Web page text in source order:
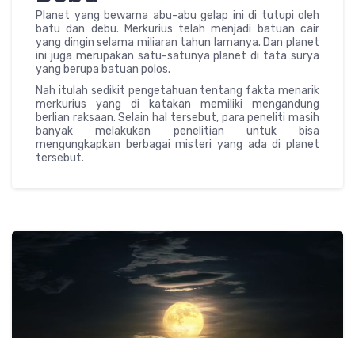
Planet yang bewarna abu-abu gelap ini di tutupi oleh
batu dan debu. Merkurius telah menjadi batuan cair
yang dingin selama miliaran tahun lamanya. Dan planet
ini juga merupakan satu-satunya planet di tata surya
yang berupa batuan polos.
Nah itulah sedikit pengetahuan tentang fakta menarik
merkurius yang di katakan memiliki mengandung
berlian raksaan. Selain hal tersebut, para peneliti masih
banyak melakukan penelitian untuk bisa
mengungkapkan berbagai misteri yang ada di planet
tersebut.